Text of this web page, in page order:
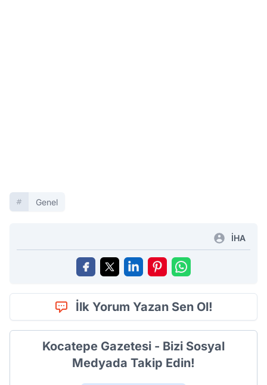
Genel
İHA
İlk Yorum Yazan Sen Ol!
Kocatepe Gazetesi - Bizi Sosyal
Medyada Takip Edin!